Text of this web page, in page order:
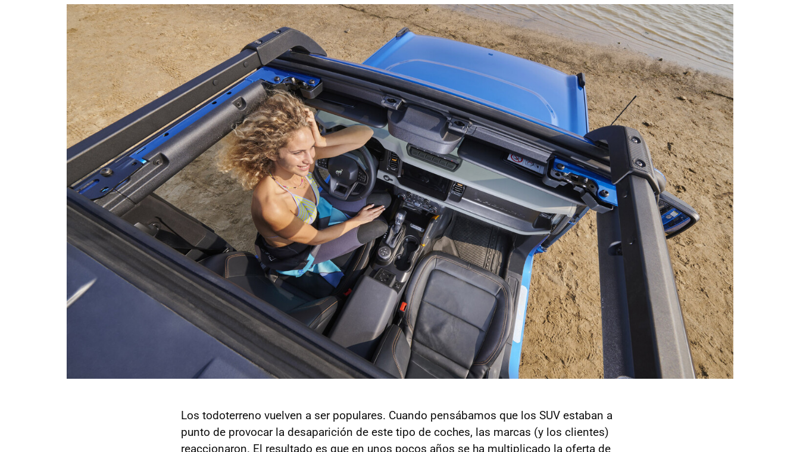
Los todoterreno vuelven a ser populares. Cuando pensábamos que los SUV estaban a
punto de provocar la desaparición de este tipo de coches, las marcas (y los clientes)
reaccionaron. El resultado es que en unos pocos años se ha multiplicado la oferta de